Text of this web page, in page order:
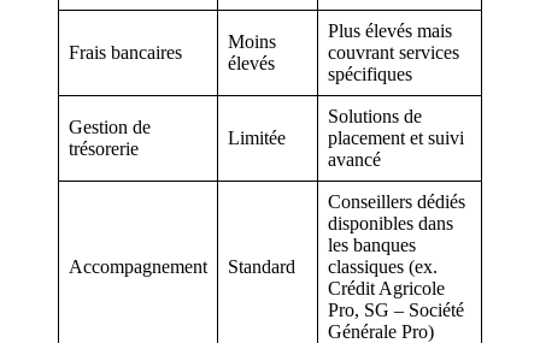
Frais bancaires
Moins
élevés
Plus élevés mais
couvrant services
spécifiques
Gestion de
trésorerie
Limitée
Solutions de
placement et suivi
avancé
Accompagnement Standard
Conseillers dédiés
disponibles dans
les banques
classiques (ex.
Crédit Agricole
Pro, SG – Société
Générale Pro)